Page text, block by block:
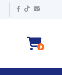
0